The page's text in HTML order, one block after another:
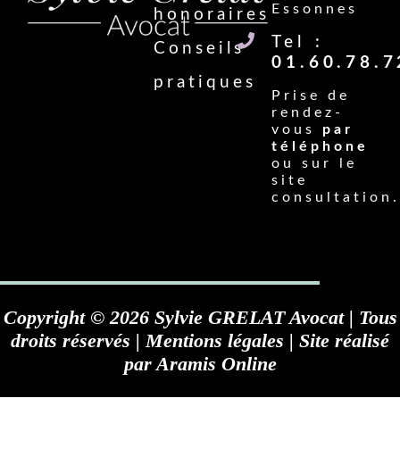
honoraires
Conseils
pratiques
Essonnes
Tel :
Prise de
rendez-
vous par
téléphone
ou sur le
site
Copyright © 2026 Sylvie GRELAT Avocat | Tous
droits réservés | Mentions légales | Site réalisé
par Aramis Online